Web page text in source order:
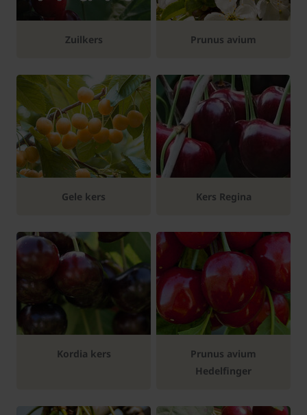
Zuilkers Prunus avium
Gele kers Kers Regina
Kordia kers
Prunus avium
Hedelfinger